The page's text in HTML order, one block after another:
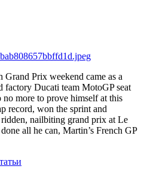
Grand Prix weekend came as a
factory Ducati team MotoGP seat
more to prove himself at this
record, won the sprint and
nailbiting grand prix at Le
all he can, Martin’s French GP